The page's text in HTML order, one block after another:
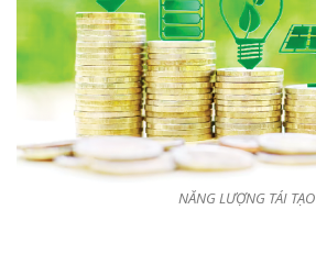
NĂNG LƯỢNG TÁI TẠO